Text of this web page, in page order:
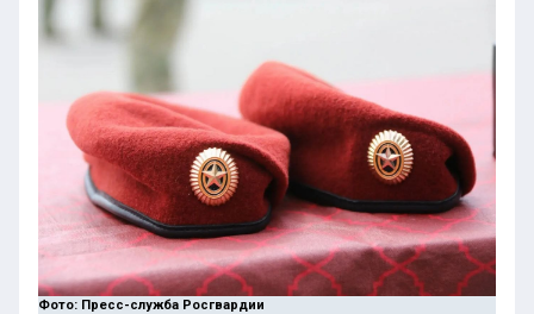
Фото: Пресс-служба Росгвардии